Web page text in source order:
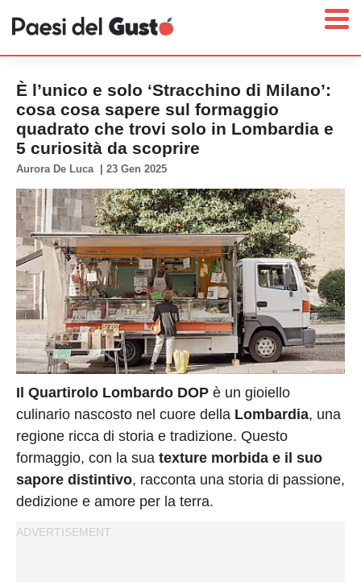
Home
News
Interviste
Territori
Prodotti
Answer
Newsletter
Privacy
Policy
Cookies
Policy
Cambia
Impostazioni
Policy
È l’unico e solo ‘Stracchino di Milano’:
cosa cosa sapere sul formaggio
quadrato che trovi solo in Lombardia e
5 curiosità da scoprire
Aurora De Luca 23 Gen 2025
Il Quartirolo Lombardo DOP è un gioiello
culinario nascosto nel cuore della Lombardia, una
regione ricca di storia e tradizione. Questo
formaggio, con la sua texture morbida e il suo
sapore distintivo, racconta una storia di passione,
dedizione e amore per la terra.